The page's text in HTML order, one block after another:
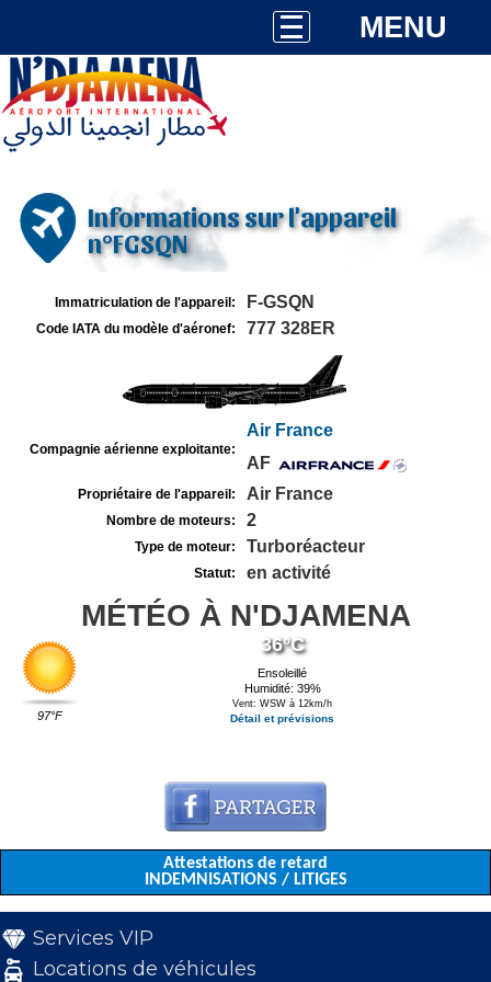
MENU
Informations sur l'appareil
n°FGSQN
Immatriculation de l'appareil: F-GSQN
Code IATA du modèle d'aéronef: 777 328ER
Compagnie aérienne exploitante:
Air France
AF
Propriétaire de l'appareil: Air France
Nombre de moteurs: 2
Type de moteur: Turboréacteur
Statut: en activité
MÉTÉO À N'DJAMENA
97°F
36°C
Ensoleillé
Humidité: 39%
Vent: WSW à 12km/h
Détail et prévisions
Attestations de retard
INDEMNISATIONS / LITIGES
Services VIP
Locations de véhicules